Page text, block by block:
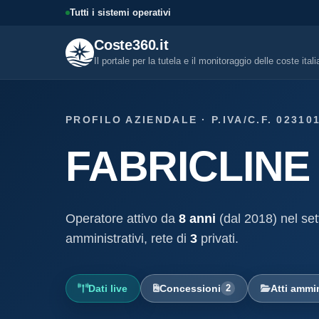
Tutti i sistemi operativi
Coste360.it
Il portale per la tutela e il monitoraggio delle coste
Visure, fascicoli, verifica
altro.
Un documento sintetico della
demaniale marittima
demaniale marittima
Storico completo ed evolutivo
concessione demaniale
PROFILO AZIENDALE · P.IVA/C.F.
Operatore attivo da 8 anni (dal 2018) nel
amministrativi, rete di 3 privati.
Dati live Concessioni 2 Atti